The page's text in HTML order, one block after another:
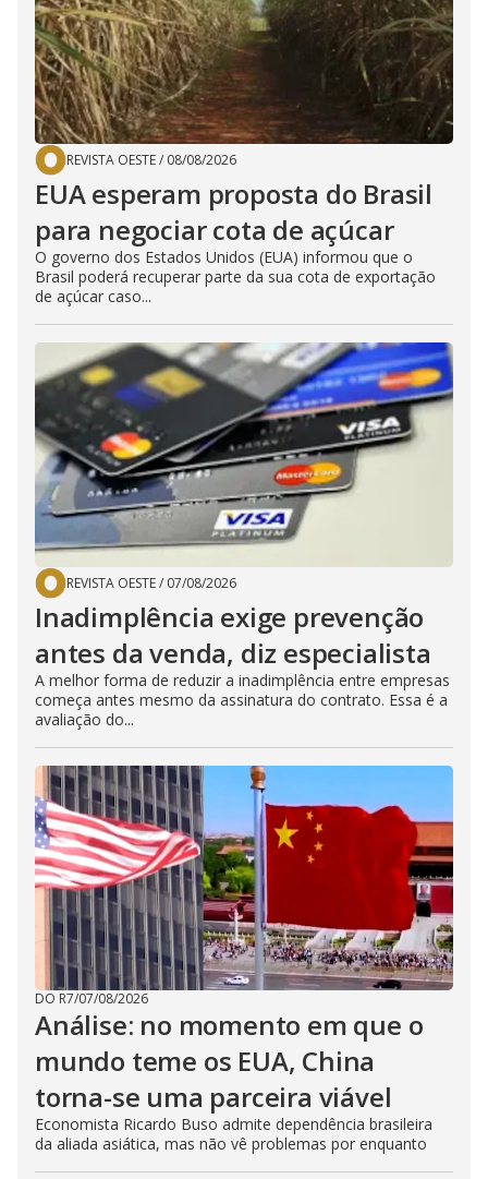
REVISTA OESTE/ 08/08/2026
EUA esperam proposta do Brasil
para negociar cota de açúcar
O governo dos Estados Unidos (EUA) informou que o
Brasil poderá recuperar parte da sua cota de exportação
de açúcar caso...
REVISTA OESTE/ 07/08/2026
Inadimplência exige prevenção
antes da venda, diz especialista
A melhor forma de reduzir a inadimplência entre empresas
começa antes mesmo da assinatura do contrato. Essa é a
avaliação do...
DO R7/07/08/2026
Análise: no momento em que o
mundo teme os EUA, China
torna-se uma parceira viável
Economista Ricardo Buso admite dependência brasileira
da aliada asiática, mas não vê problemas por enquanto